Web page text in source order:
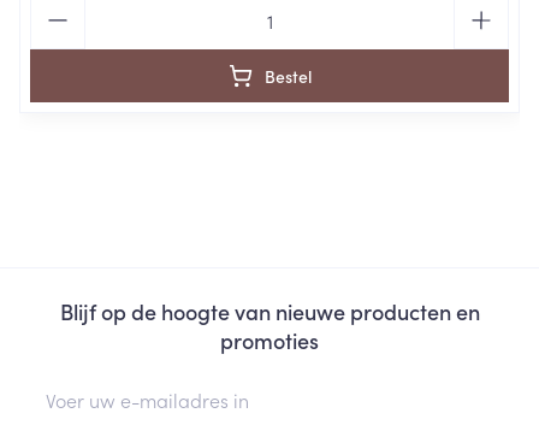
Bestel
Blijf op de hoogte van nieuwe producten en
promoties